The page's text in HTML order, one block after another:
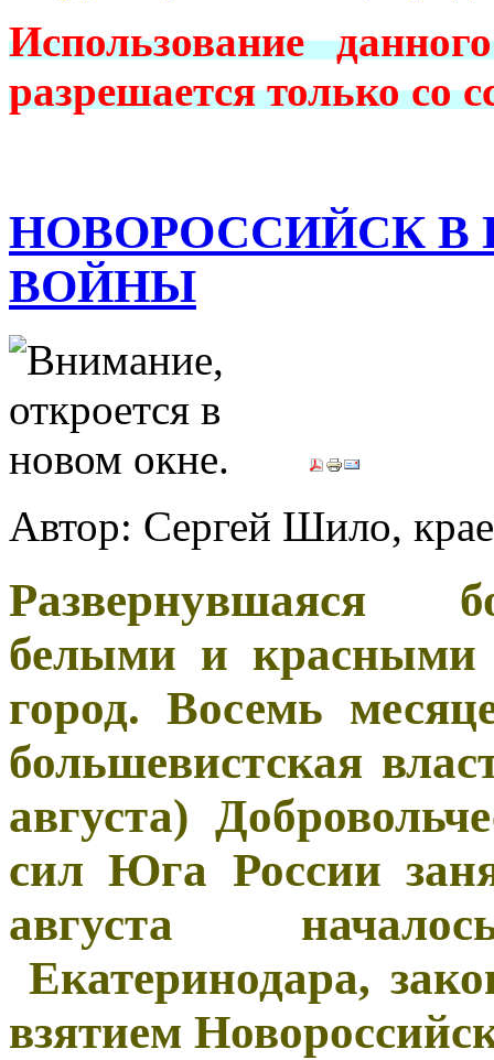
Использование
разрешается только со
НОВОРОССИЙСК В
ВОЙНЫ
Автор: Сергей Шило,
Развернувшаяся
белыми и красными
город. Восемь
большевистская
августа)
сил Юга России
августа
Екатеринодара,
взятием